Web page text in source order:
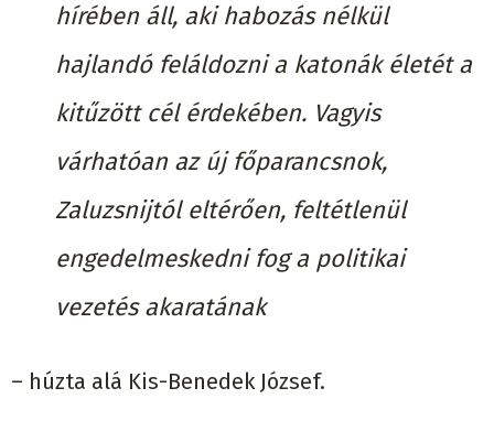
hírében áll, aki habozás nélkül
hajlandó feláldozni a katonák életét a
kitűzött cél érdekében. Vagyis
várhatóan az új főparancsnok,
Zaluzsnijtól eltérően, feltétlenül
engedelmeskedni fog a politikai
vezetés akaratának
– húzta alá Kis-Benedek József.